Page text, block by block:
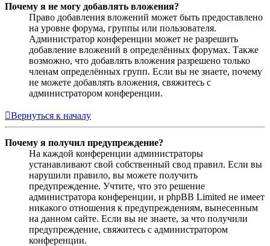
Почему я не могу добавлять вложения?
Право добавления вложений может быть предоставлено
на уровне форума, группы или пользователя.
Администратор конференции может не разрешить
добавление вложений в определённых форумах. Также
возможно, что добавлять вложения разрешено только
членам определённых групп. Если вы не знаете, почему
не можете добавлять вложения, свяжитесь с
администратором конференции.
Вернуться к началу
Почему я получил предупреждение?
На каждой конференции администраторы
устанавливают свой собственный свод правил. Если вы
нарушили правило, вы можете получить
предупреждение. Учтите, что это решение
администратора конференции, и phpBB Limited не имеет
никакого отношения к предупреждениям, вынесенным
на данном сайте. Если вы не знаете, за что получили
предупреждение, свяжитесь с администратором
конференции.